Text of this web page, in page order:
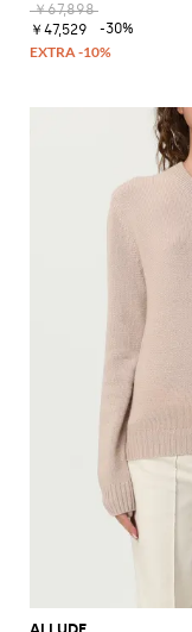
￥67,898
￥47,529
-30%